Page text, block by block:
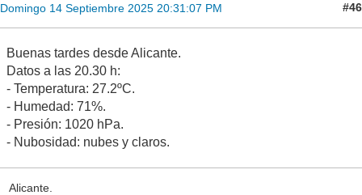
Domingo 14 Septiembre 2025 20:31:07 PM #46
Buenas tardes desde Alicante.
Datos a las 20.30 h:
- Temperatura: 27.2ºC.
- Humedad: 71%.
- Presión: 1020 hPa.
- Nubosidad: nubes y claros.
Alicante.